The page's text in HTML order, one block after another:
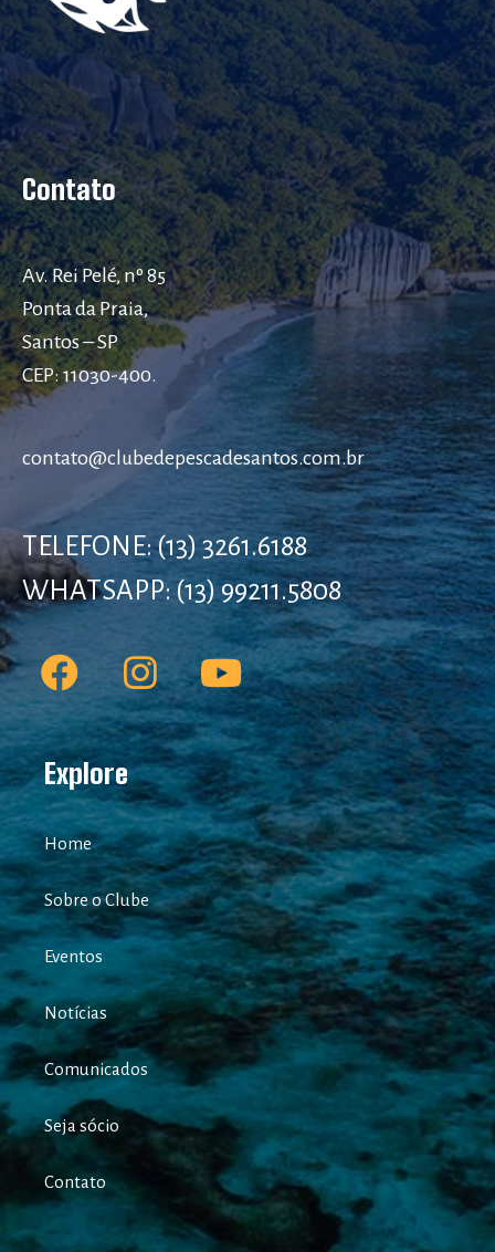
Contato
Av. Rei Pelé, nº 85
Ponta da Praia,
Santos – SP
CEP: 11030-400.
contato@clubedepescadesantos.com.br
TELEFONE: (13) 3261.6188
WHATSAPP: (13) 99211.5808
Explore
Home
Sobre o Clube
Eventos
Notícias
Comunicados
Seja sócio
Contato